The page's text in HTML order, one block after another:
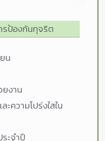
รป้องกันทุจริต
น
งาน
ความโปร่งใสใน
ะจำปี